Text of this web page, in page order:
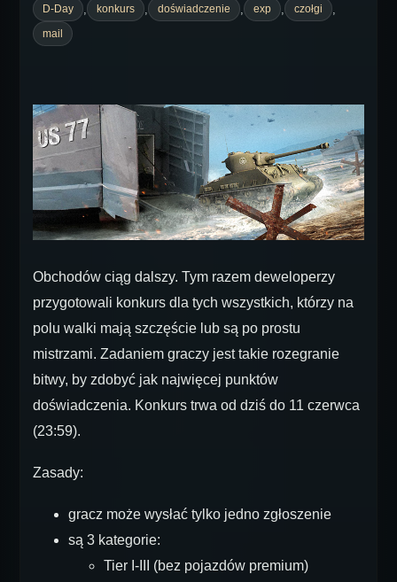
D-Day
konkurs doświadczenie exp czołgi
mail
Obchodów ciąg dalszy. Tym razem deweloperzy
przygotowali konkurs dla tych wszystkich, którzy na
polu walki mają szczęście lub są po prostu
mistrzami. Zadaniem graczy jest takie rozegranie
bitwy, by zdobyć jak najwięcej punktów
doświadczenia. Konkurs trwa od dziś do 11 czerwca
(23:59).
Zasady:
gracz może wysłać tylko jedno zgłoszenie
są 3 kategorie:
Tier I-III (bez pojazdów premium)